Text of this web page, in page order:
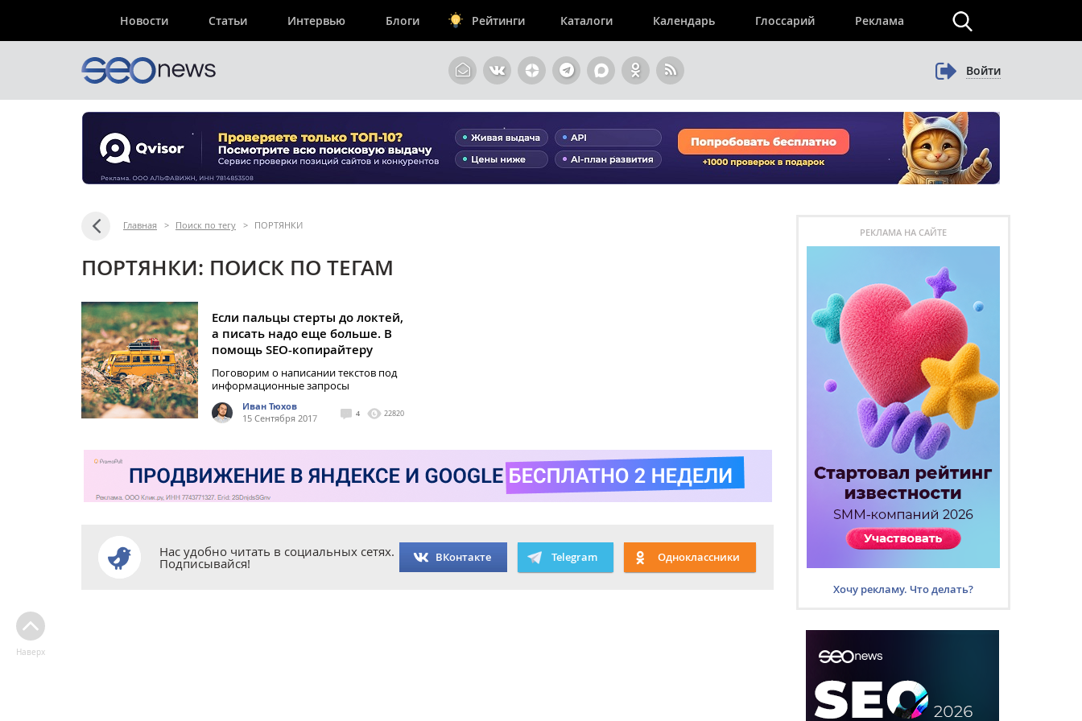
Новости Статьи Интервью Блоги Рейтинги Каталоги Календарь Глоссарий Реклама
Войти
Главная > Поиск по тегу > ПОРТЯНКИ
ПОРТЯНКИ: ПОИСК ПО ТЕГАМ
Если пальцы стерты до локтей,
а писать надо еще больше. В
помощь SEO-копирайтеру
Поговорим о написании текстов под
информационные запросы
Иван Тюхов
15 Сентября 2017
4 22820
Нас удобно читать в социальных сетях.
Подписывайся! ВКонтакте Telegram Одноклассники
Наверх
РЕКЛАМА НА САЙТЕ
Хочу рекламу. Что делать?